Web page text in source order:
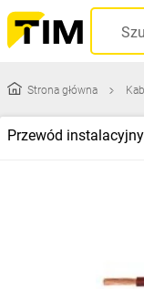
Strona główna
Przewód